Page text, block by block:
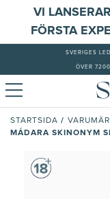
VI
FÖRSTA
SVERIGES
ÖVER
STARTSIDA /
MÁDARA SKINONYM